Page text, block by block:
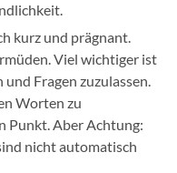
kurz und prägnant.
Viel wichtiger ist
Fragen zuzulassen.
Worten zu
Punkt. Aber Achtung:
nicht automatisch